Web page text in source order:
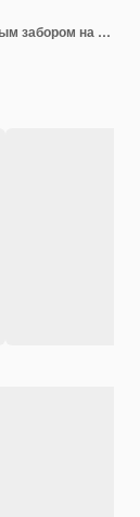
Коричневая лошадь, стоящая за деревянным забором на ферме